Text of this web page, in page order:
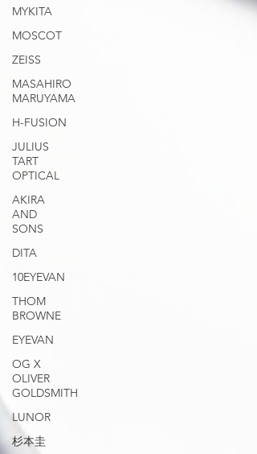
MYKITA
MOSCOT
ZEISS
MASAHIRO
MARUYAMA
H-FUSION
JULIUS
TART
OPTICAL
AKIRA
AND
SONS
DITA
10EYEVAN
THOM
BROWNE
EYEVAN
OG X
OLIVER
GOLDSMITH
LUNOR
杉本圭